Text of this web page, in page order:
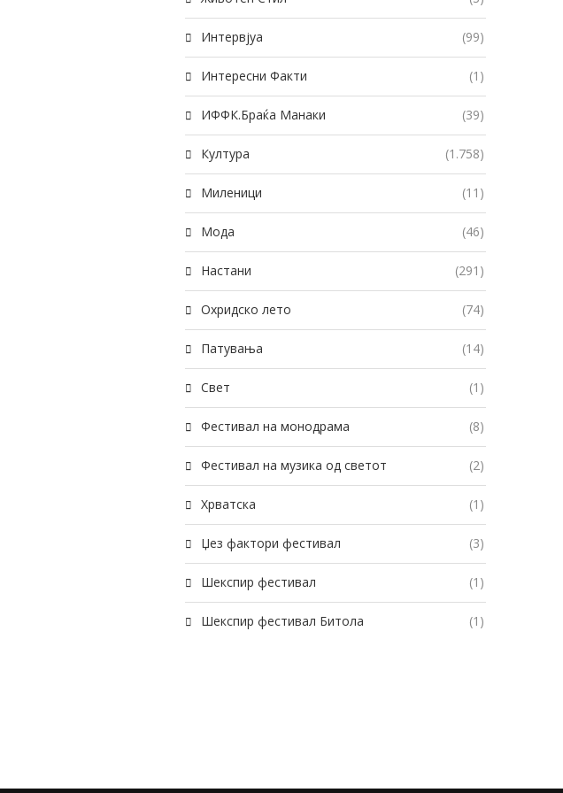
Интервјуа (99)
Интересни Факти (1)
ИФФК.Браќа Манаки (39)
Култура (1.758)
Миленици (11)
Мода (46)
Настани (291)
Охридско лето (74)
Патувања (14)
Свет (1)
Фестивал на монодрама (8)
Фестивал на музика од светот (2)
Хрватска (1)
Џез фактори фестивал (3)
Шекспир фестивал (1)
Шекспир фестивал Битола (1)